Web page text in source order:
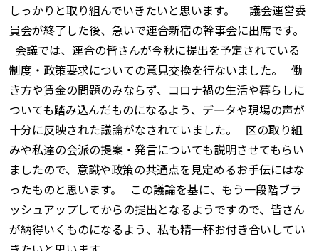
しっかりと取り組んでいきたいと思います。 議会運営委
員会が終了した後、急いで連合新宿の幹事会に出席です。
会議では、連合の皆さんが今秋に提出を予定されている
制度・政策要求についての意見交換を行ないました。 働
き方や賃金の問題のみならず、コロナ禍の生活や暮らしに
ついても踏み込んだものになるよう、データや現場の声が
十分に反映された議論がなされていました。 区の取り組
みや私達の会派の提案・発言についても説明させてもらい
ましたので、意識や政策の共通点を見定めるお手伝にはな
ったものと思います。 この議論を基に、もう一段階ブラ
ッシュアップしてからの提出となるようですので、皆さん
が納得いくものになるよう、私も精一杯お付き合いしてい